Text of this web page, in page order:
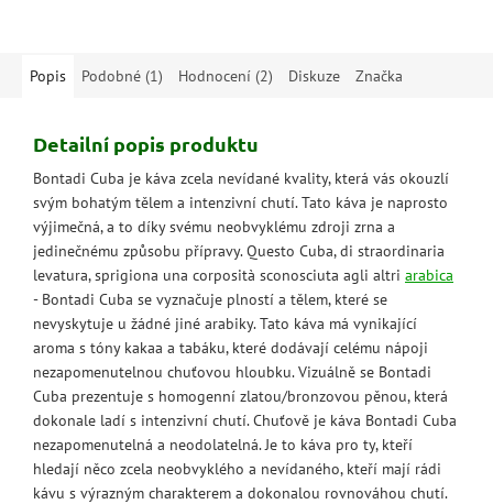
Popis Podobné (1) Hodnocení (2) Diskuze Značka
Detailní popis produktu
Bontadi Cuba je káva zcela nevídané kvality, která vás okouzlí
svým bohatým tělem a intenzivní chutí. Tato káva je naprosto
výjimečná, a to díky svému neobvyklému zdroji zrna a
jedinečnému způsobu přípravy. Questo Cuba, di straordinaria
levatura, sprigiona una corposità sconosciuta agli altri arabica
- Bontadi Cuba se vyznačuje plností a tělem, které se
nevyskytuje u žádné jiné arabiky. Tato káva má vynikající
aroma s tóny kakaa a tabáku, které dodávají celému nápoji
nezapomenutelnou chuťovou hloubku. Vizuálně se Bontadi
Cuba prezentuje s homogenní zlatou/bronzovou pěnou, která
dokonale ladí s intenzivní chutí. Chuťově je káva Bontadi Cuba
nezapomenutelná a neodolatelná. Je to káva pro ty, kteří
hledají něco zcela neobvyklého a nevídaného, kteří mají rádi
kávu s výrazným charakterem a dokonalou rovnováhou chutí.